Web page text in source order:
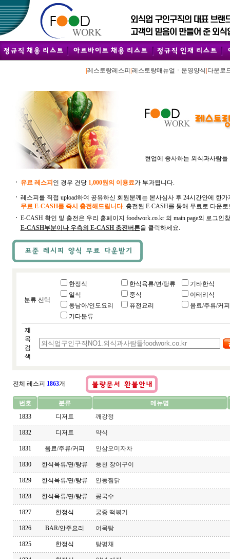
레스토랑레스피 레스토랑매뉴얼ㆍ운영양식 다운로
현업에 종사하는 외식과사람
ㆍ 유료 레스피 인 경우 건당 1,000원의 이용료가 부과됩니다.
ㆍ 레스피를 직접 upload하여 공유하신 회원분께는 본사심사 후 24시간안에 한
무료 E-CASH를 즉시 충전해드립니다. 충전된 E-CASH를 통해 무료로 다운
ㆍ E-CASH 확인 및 충전은 우리 홈페이지 foodwork.co.kr 의 main page의 로그인창
E-CASH부분이나 우측의 E-CASH 충전버튼을 클릭하세요.
분류 선택
한정식 한식육류/면/탕류
기타한식
일식
중식
이태리식
동남아/인도요리
퓨전요리
음료/주류/커피
기타분류
제
목
검
색
전체 레스피 1863개
번호 분류
메뉴명
1833
디저트 깨강정
1832 디저트 약식
1831 음료/주류/커피 인삼오미자차
1830 한식육류/면/탕류 풍천 장어구이
1829 한식육류/면/탕류 안동찜닭
1828 한식육류/면/탕류 콩국수
1827 한정식 궁중 떡볶기
1826 BAR/안주요리 어묵탕
1825 한정식 탕평채